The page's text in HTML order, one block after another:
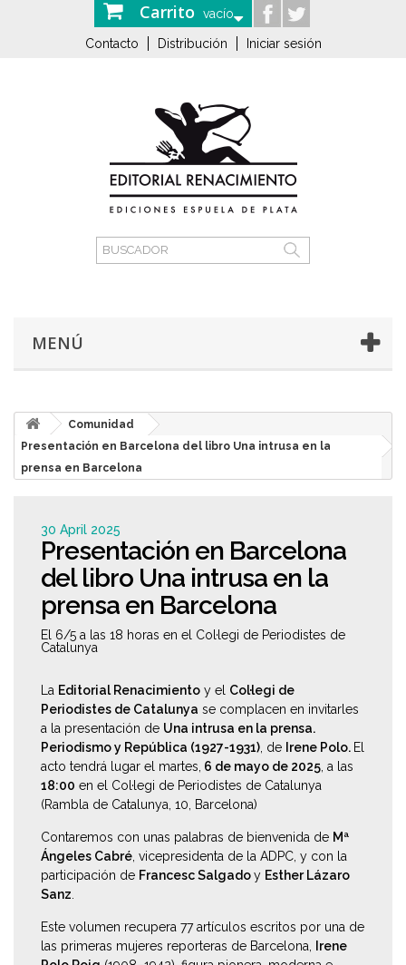
Carrito vacío
Contacto Distribución Iniciar sesión
MENÚ
Comunidad
Presentación en Barcelona del libro Una intrusa en la
prensa en Barcelona
30 April 2025
Presentación en Barcelona
del libro Una intrusa en la
prensa en Barcelona
El 6/5 a las 18 horas en el Col·legi de Periodistes de
Catalunya
La Editorial Renacimiento y el Col·legi de
Periodistes de Catalunya se complacen en invitarles
a la presentación de Una intrusa en la prensa.
Periodismo y República (1927-1931) , de Irene Polo. El
acto tendrá lugar el martes, 6 de mayo de 2025 , a las
18:00 en el Col·legi de Periodistes de Catalunya
(Rambla de Catalunya, 10, Barcelona)
Contaremos con unas palabras de bienvenida de Mª
Ángeles Cabré , vicepresidenta de la ADPC, y con la
participación de Francesc Salgadoy Esther Lázaro
Sanz
Este volumen recupera 77 artículos escritos por una de
las primeras mujeres reporteras de Barcelona,
Irene